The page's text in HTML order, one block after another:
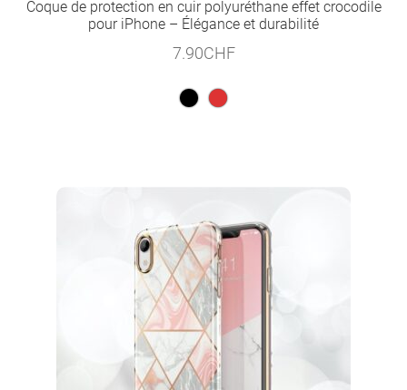
Coque de protection en cuir polyuréthane effet crocodile
pour iPhone – Élégance et durabilité
7.90CHF